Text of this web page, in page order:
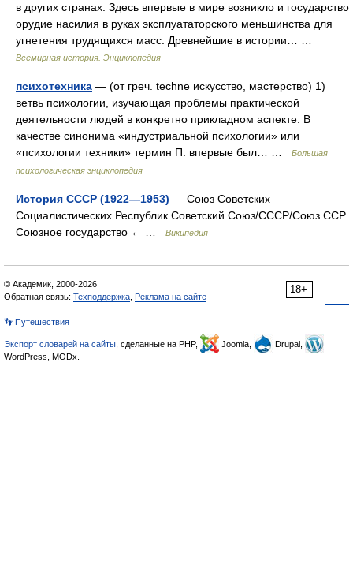
в других странах. Здесь впервые в мире возникло и государство
орудие насилия в руках эксплуататорского меньшинства для
угнетения трудящихся масс. Древнейшие в истории… …
Всемирная история. Энциклопедия
психотехника — (от греч. techne искусство, мастерство) 1)
ветвь психологии, изучающая проблемы практической
деятельности людей в конкретно прикладном аспекте. В
качестве синонима «индустриальной психологии» или
«психологии техники» термин П. впервые был… …
Большая
психологическая энциклопедия
История СССР (1922—1953) — Союз Советских
Социалистических Республик Советский Союз/СССР/Союз ССР
Союзное государство ← …
Википедия
18+
© Академик, 2000-2026
Обратная связь: Техподдержка Реклама на сайте
👣 Путешествия
Экспорт словарей на сайты , сделанные на PHP, Joomla,
Drupal,
WordPress, MODx.